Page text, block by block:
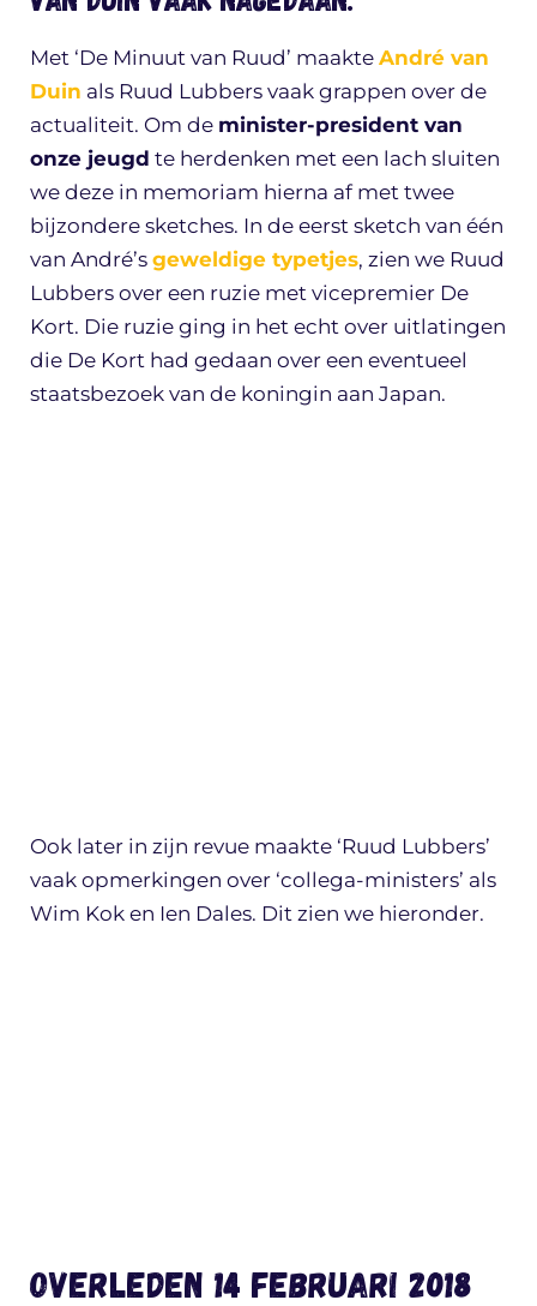
Met ‘De Minuut van Ruud’ maakte André van
Duin als Ruud Lubbers vaak grappen over de
actualiteit. Om de minister-president van
onze jeugd te herdenken met een lach sluiten
we deze in memoriam hierna af met twee
bijzondere sketches. In de eerst sketch van één
van André’s geweldige typetjes, zien we Ruud
Lubbers over een ruzie met vicepremier De
Kort. Die ruzie ging in het echt over uitlatingen
die De Kort had gedaan over een eventueel
staatsbezoek van de koningin aan Japan.
Ook later in zijn revue maakte ‘Ruud Lubbers’
vaak opmerkingen over ‘collega-ministers’ als
Wim Kok en Ien Dales. Dit zien we hieronder.
Overleden 14 februari 2018